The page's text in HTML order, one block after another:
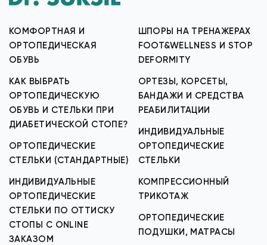
КОМФОРТНАЯ И
ОРТОПЕДИЧЕСКАЯ
ОБУВЬ
КАК ВЫБРАТЬ
ОРТОПЕДИЧЕСКУЮ
ОБУВЬ И СТЕЛЬКИ ПРИ
ДИАБЕТИЧЕСКОЙ СТОПЕ?
ОРТОПЕДИЧЕСКИЕ
СТЕЛЬКИ (СТАНДАРТНЫЕ)
ИНДИВИДУАЛЬНЫЕ
ОРТОПЕДИЧЕСКИЕ
СТЕЛЬКИ ПО ОТТИСКУ
СТОПЫ С ONLINE
ЗАКАЗОМ
ШПОРЫ НА ТРЕНАЖЕРАХ
FOOT&WELLNESS И STOP
DEFORMITY
ОРТЕЗЫ, КОРСЕТЫ,
БАНДАЖИ И СРЕДСТВА
РЕАБИЛИТАЦИИ
ИНДИВИДУАЛЬНЫЕ
ОРТОПЕДИЧЕСКИЕ
СТЕЛЬКИ
КОМПРЕССИОННЫЙ
ТРИКОТАЖ
ОРТОПЕДИЧЕСКИЕ
ПОДУШКИ, МАТРАСЫ